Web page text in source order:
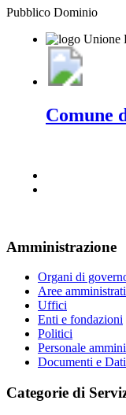
Pubblico Dominio
Comune
Amministrazione
Organi di
Aree
Uffici
Enti e fondazioni
Politici
Personale
Documenti e Dati
Categorie di